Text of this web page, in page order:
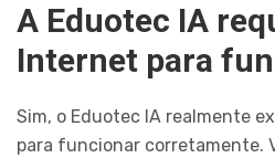
A Eduotec IA
Internet para
Sim, o Eduotec IA realmente
para funcionar corretamente.